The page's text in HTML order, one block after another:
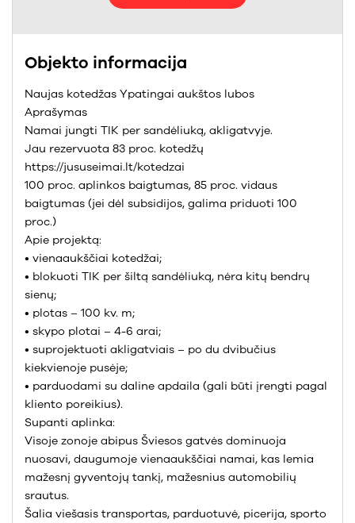
Objekto informacija
Naujas kotedžas Ypatingai aukštos lubos
Aprašymas
Namai jungti TIK per sandėliuką, akligatvyje.
Jau rezervuota 83 proc. kotedžų
https://jususeimai.lt/kotedzai
100 proc. aplinkos baigtumas, 85 proc. vidaus
baigtumas (jei dėl subsidijos, galima priduoti 100
proc.)
Apie projektą:
• vienaaukščiai kotedžai;
• blokuoti TIK per šiltą sandėliuką, nėra kitų bendrų
sienų;
• plotas – 100 kv. m;
• skypo plotai – 4-6 arai;
• suprojektuoti akligatviais – po du dvibučius
kiekvienoje pusėje;
• parduodami su daline apdaila (gali būti įrengti pagal
kliento poreikius).
Supanti aplinka:
Visoje zonoje abipus Šviesos gatvės dominuoja
nuosavi, daugumoje vienaaukščiai namai, kas lemia
mažesnį gyventojų tankį, mažesnius automobilių
srautus.
Šalia viešasis transportas, parduotuvė, picerija, sporto